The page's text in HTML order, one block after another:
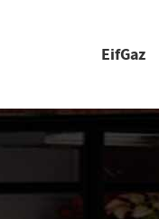
EifGaz